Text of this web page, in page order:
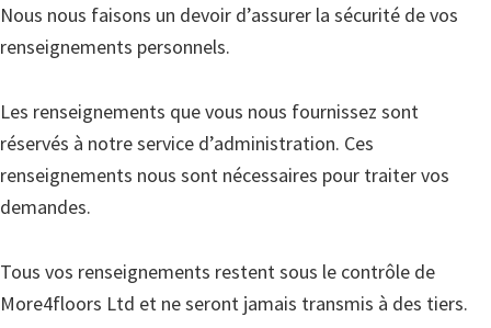
Nous nous faisons un devoir d’assurer la sécurité de vos
renseignements personnels.
Les renseignements que vous nous fournissez sont
réservés à notre service d’administration. Ces
renseignements nous sont nécessaires pour traiter vos
demandes.
Tous vos renseignements restent sous le contrôle de
More4floors Ltd et ne seront jamais transmis à des tiers.